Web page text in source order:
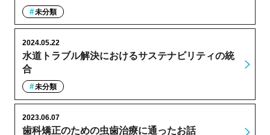
未分類
水道トラブル解決におけるサステナビリティの統
合
2024.05.22
未分類
歯科矯正のための虫歯治療に通ったお話
2023.06.07